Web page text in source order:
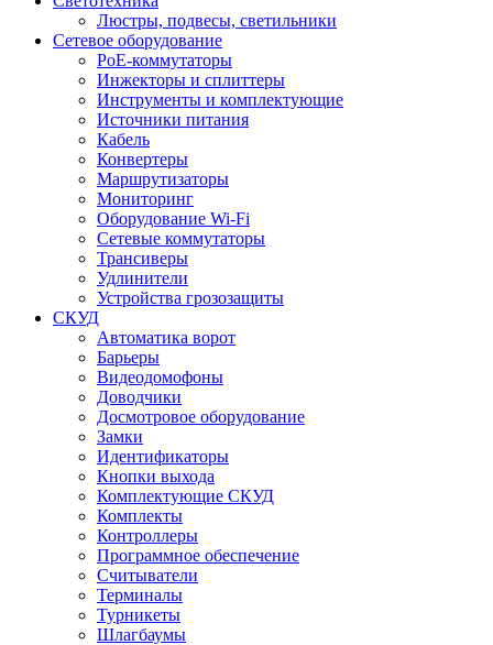
Люстры, подвесы, светильники
Сетевое оборудование
PoE-коммутаторы
Инжекторы и сплиттеры
Инструменты и комплектующие
Источники питания
Кабель
Конвертеры
Маршрутизаторы
Мониторинг
Оборудование Wi-Fi
Сетевые коммутаторы
Трансиверы
Удлинители
Устройства грозозащиты
СКУД
Автоматика ворот
Барьеры
Видеодомофоны
Доводчики
Досмотровое оборудование
Замки
Идентификаторы
Кнопки выхода
Комплектующие СКУД
Комплекты
Контроллеры
Программное обеспечение
Считыватели
Терминалы
Турникеты
Шлагбаумы